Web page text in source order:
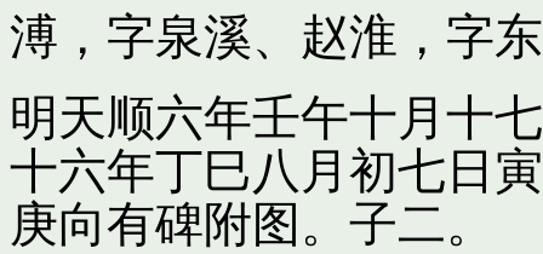
溥，字泉溪、 赵淮，字
明天顺六年壬午十月十
十六年丁巳八月初七日
庚向有碑附图。子二。